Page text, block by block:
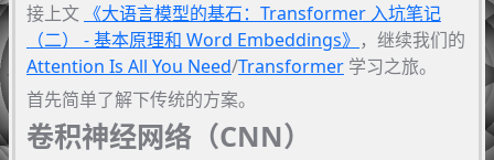
接上文 《大语言模型的基石：Transformer 入坑笔记
（二） - 基本原理和 Word Embeddings》 ，继续我们的
Attention Is All You Need/Transformer学习之旅。
首先简单了解下传统的方案。
卷积神经网络（CNN）